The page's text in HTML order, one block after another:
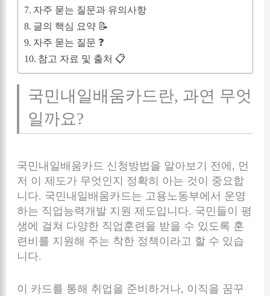
자주 묻는 질문과 유의사항
글의 핵심 요약 📝
자주 묻는 질문 ❓
참고 자료 및 출처 📋
국민내일배움카드란, 과연 무엇
일까요?
국민내일배움카드 신청방법을 알아보기 전에, 먼
저 이 제도가 무엇인지 정확히 아는 것이 중요합
니다. 국민내일배움카드는 고용노동부에서 운영
하는 직업능력개발 지원 제도입니다. 국민들이 평
생에 걸쳐 다양한 직업훈련을 받을 수 있도록 훈
련비를 지원해 주는 착한 정책이라고 할 수 있습
니다.
이 카드를 통해 취업을 준비하거나, 이직을 꿈꾸